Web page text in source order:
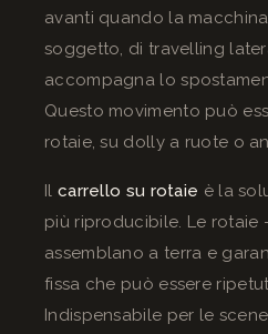
avanti quando la
soggetto, di travelling
accompagna lo
Questo movimento può
rotaie, su dolly a ruote o
Il carrello su rotaie è la
più riproducibile. Le
assemblano a terra e
fissa che può essere
Indispensabile per le